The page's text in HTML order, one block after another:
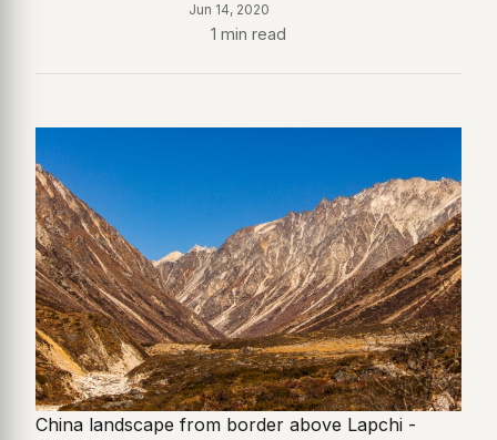
Jun 14, 2020
1 min read
China landscape from border above Lapchi -